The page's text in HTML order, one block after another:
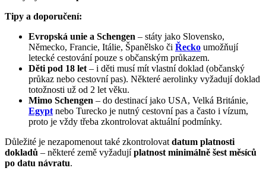
Tipy a doporučení:
Evropská unie a Schengen – státy jako Slovensko,
Německo, Francie, Itálie, Španělsko či Řecko umožňují
letecké cestování pouze s občanským průkazem.
Děti pod 18 let – i děti musí mít vlastní doklad (občanský
průkaz nebo cestovní pas). Některé aerolinky vyžadují doklad
totožnosti už od 2 let věku.
Mimo Schengen – do destinací jako USA, Velká Británie,
Egypt nebo Turecko je nutný cestovní pas a často i vízum,
proto je vždy třeba zkontrolovat aktuální podmínky.
Důležité je nezapomenout také zkontrolovat datum platnosti
dokladů – některé země vyžadujíplatnost minimálně šest měsíců
po datu návratu.